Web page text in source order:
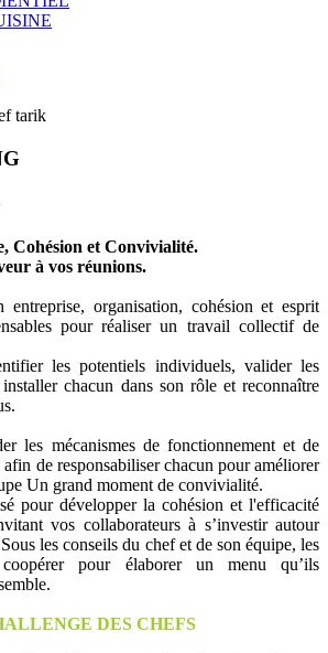
Cohésion et Convivialité.
à vos réunions.
entreprise, organisation, cohésion et esprit
pour réaliser un travail collectif de
les potentiels individuels, valider les
chacun dans son rôle et reconnaître
les mécanismes de fonctionnement et de
afin de responsabiliser chacun pour améliorer
Un grand moment de convivialité.
pour développer la cohésion et l'efficacité
vos collaborateurs à s’investir autour
les conseils du chef et de son équipe, les
pour élaborer un menu qu’ils
DES CHEFS